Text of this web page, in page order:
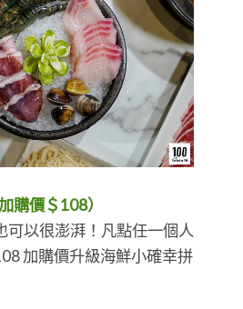
購價＄108）
可以很澎湃！凡點任一個人
加購價升級海鮮小確幸拼